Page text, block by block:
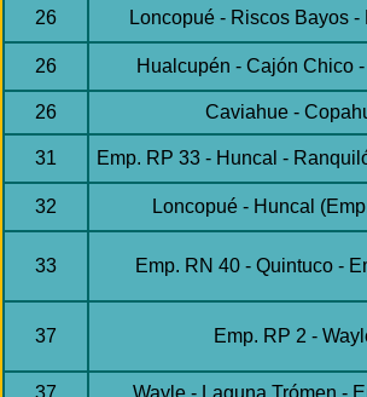
26 Loncopué - Riscos Bayos -
26 Hualcupén - Cajón Chico
26 Caviahue -
31 Emp. RP 33 - Huncal -
32 Loncopué - Huncal
33 Emp. RN 40 - Quintuco -
37 Emp. RP 2 -
37 Wayle - Laguna Trómen -